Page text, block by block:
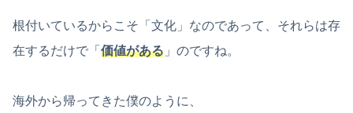
根付いているからこそ「文化」なのであって、それらは存
在するだけで「 価値がある 」のですね。
海外から帰ってきた僕のように、